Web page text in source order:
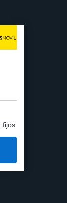
fijos